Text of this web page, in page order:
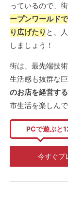
っているので、
ープンワールド
り広げたり と、
しましょう！
街は、最先端技
生活感も抜群な
のお店を経営す
市生活を楽しん
PCで遊ぶと
今すぐプ